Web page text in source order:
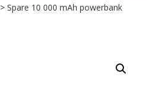
> Spare 10 000 mAh powerbank